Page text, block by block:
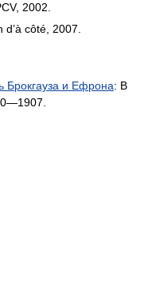
2002.
côté, 2007.
Брокгауза и Ефрона: В